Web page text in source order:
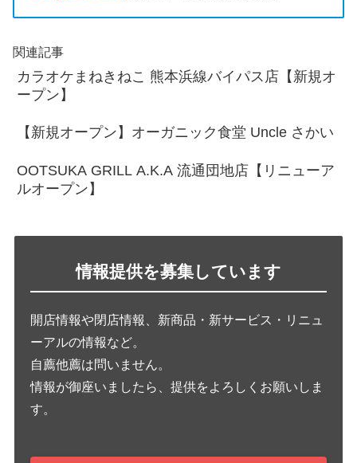
関連記事
カラオケまねきねこ 熊本浜線バイパス店【新規オ
ープン】
【新規オープン】オーガニック食堂 Uncle さかい
OOTSUKA GRILL A.K.A 流通団地店【リニューア
ルオープン】
情報提供を募集しています
開店情報や閉店情報、新商品・新サービス・リニュ
ーアルの情報など。
自薦他薦は問いません。
情報が御座いましたら、提供をよろしくお願いしま
す。